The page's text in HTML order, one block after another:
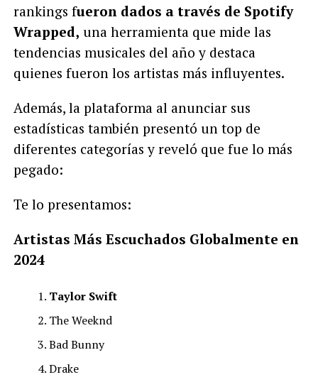
rankings fueron dados a través de Spotify
Wrapped, una herramienta que mide las
tendencias musicales del año y destaca
quienes fueron los artistas más influyentes.
Además, la plataforma al anunciar sus
estadísticas también presentó un top de
diferentes categorías y reveló que fue lo más
pegado:
Te lo presentamos:
Artistas Más Escuchados Globalmente en
2024
Taylor Swift
The Weeknd
Bad Bunny
Drake